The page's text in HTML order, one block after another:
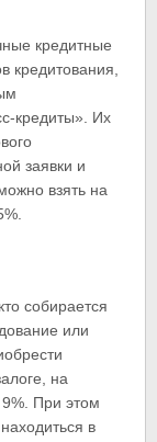
кредитные
кредитования,
кредиты». Их
заявки и
взять на
собирается
или
на
9%. При этом
в